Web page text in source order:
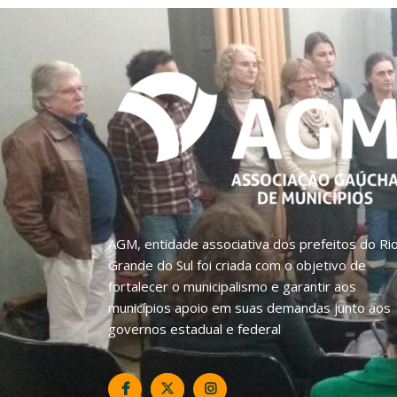
AGM, entidade associativa dos prefeitos do Rio
Grande do Sul foi criada com o objetivo de
fortalecer o municipalismo e garantir aos
municípios apoio em suas demandas junto aos
governos estadual e federal